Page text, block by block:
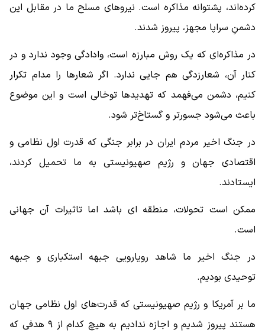
کرده‌اند، پشتوانه مذاکره است. نیروهای مسلح ما در مقابل این
دشمنِ سراپا مجهز، پیروز شدند.
در مذاکره‌ای که یک روش مبارزه است، وادادگی وجود ندارد و در
کنار آن، شعارزدگی هم جایی ندارد. اگر شعارها را مدام تکرار
کنیم، دشمن می‌فهمد که تهدیدها توخالی است و این موضوع
باعث می‌شود جسورتر و گستاخ‌تر شود.
در جنگ اخیر مردم ایران در برابر جنگی که قدرت اول نظامی و
اقتصادی جهان و رژیم صهیونیستی به ما تحمیل کردند،
ایستادند.
ممکن است تحولات، منطقه ای باشد اما تاثیرات آن جهانی
است.
در جنگ اخیر ما شاهد رویارویی جبهه استکباری و جبهه
توحیدی بودیم.
ما بر آمریکا و رژیم صهیونیستی که قدرت‌های اول نظامی جهان
هستند پیروز شدیم و اجازه ندادیم به هیچ کدام از ۹ هدفی که